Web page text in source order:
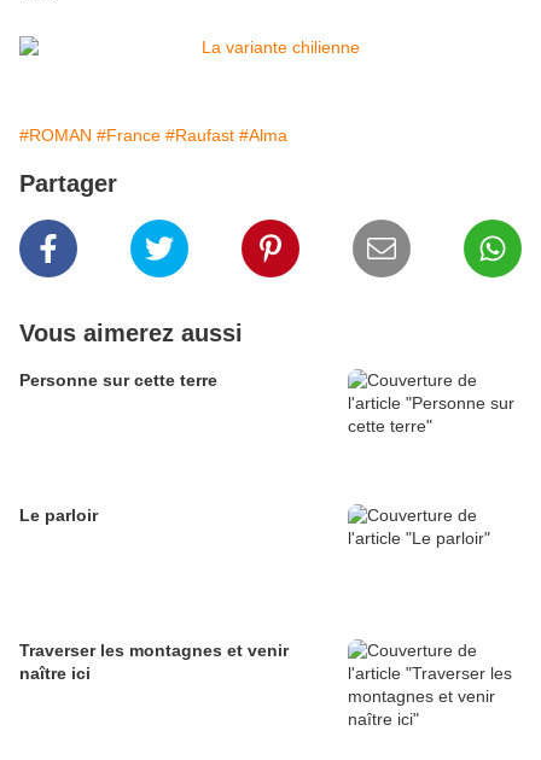
#ROMAN #France #Raufast #Alma
Partager
Vous aimerez aussi
Personne sur cette terre
Le parloir
Traverser les montagnes et venir
naître ici